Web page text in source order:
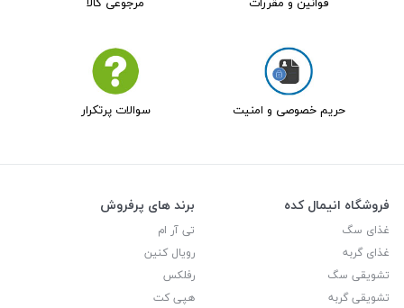
حریم خصوصی و امنیت سوالات پرتکرار
فروشگاه انیمال کده
غذای سگ
غذای گربه
تشویقی سگ
تشویقی گربه
برند های پرفروش
تی آر ام
رویال کنین
رفلکس
هپی کت